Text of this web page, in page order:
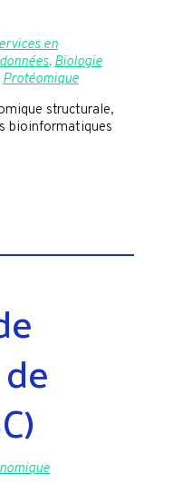
en
, Biologie
Protéomique
structurale,
bioinformatiques